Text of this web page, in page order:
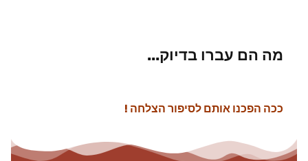
מה הם עברו בדיוק...
ככה הפכנו אותם לסיפור הצלחה !